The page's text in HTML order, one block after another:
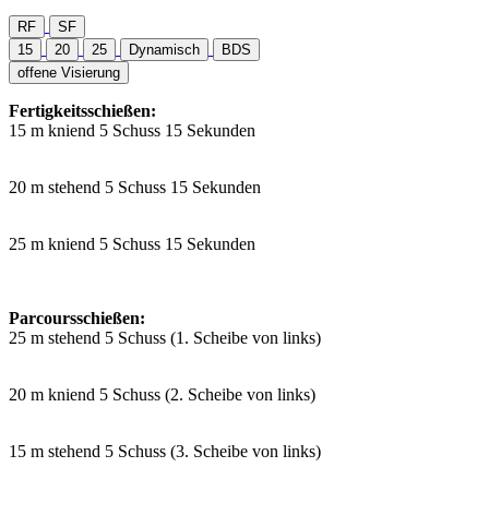
RF
SF
15
20 25 Dynamisch
BDS
offene Visierung
Fertigkeitsschießen:
15 m kniend 5 Schuss 15 Sekunden
20 m stehend 5 Schuss 15 Sekunden
25 m kniend 5 Schuss 15 Sekunden
Parcoursschießen:
25 m stehend 5 Schuss (1. Scheibe von links)
20 m kniend 5 Schuss (2. Scheibe von links)
15 m stehend 5 Schuss (3. Scheibe von links)